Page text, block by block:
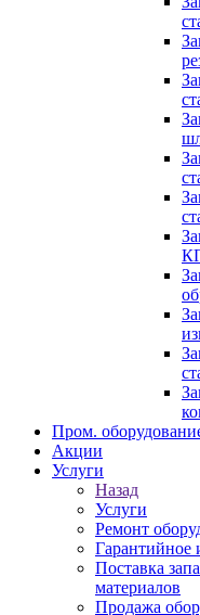
Пром.
Акции
Услуги
Назад
Услуги
Ремонт
Гарантийное
Поставка
материалов
Продажа